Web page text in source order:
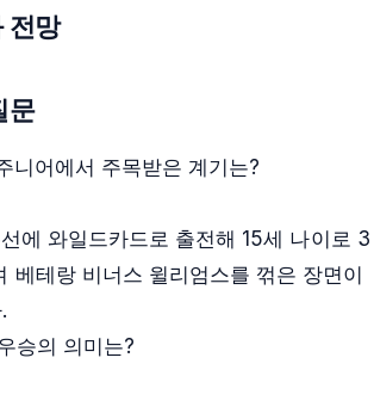
전망
문
니어에서 주목받은 계기는?
에 와일드카드로 출전해 15세 나이로 3
베테랑 비너스 윌리엄스를 꺾은 장면이
승의 의미는?